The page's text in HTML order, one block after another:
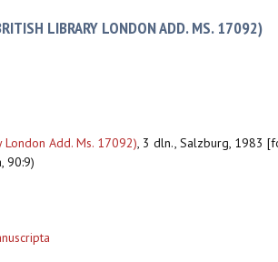
LIBRARY LONDON ADD. MS. 17092)
London Add. Ms. 17092), 3 dln., Salzburg, 1983
90:9)